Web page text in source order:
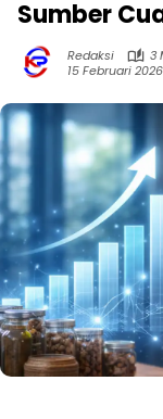
Sumber
Redaksi
3
15 Februari 2026